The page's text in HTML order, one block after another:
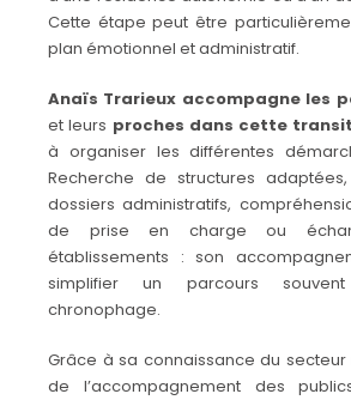
Cette étape peut être
plan émotionnel et administratif.
Anaïs Trarieux accompagne les
et leurs proches dans cette
à organiser les différentes
Recherche de structures
dossiers administratifs,
de prise en charge ou
établissements : son
simplifier un parcours
chronophage.
Grâce à sa connaissance du
de l’accompagnement des